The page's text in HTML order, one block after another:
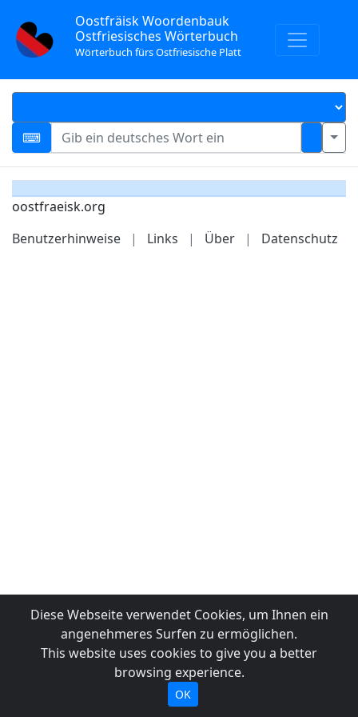
Oostfräisk Woordenbauk
Ostfriesisches Wörterbuch
Wörterbuch fürs Ostfriesische Platt
oostfraeisk.org
Benutzerhinweise
| Links | Über | Datenschutz
Diese Webseite verwendet Cookies, um Ihnen ein
angenehmeres Surfen zu ermöglichen.
This website uses cookies to give you a better
browsing experience.
OK